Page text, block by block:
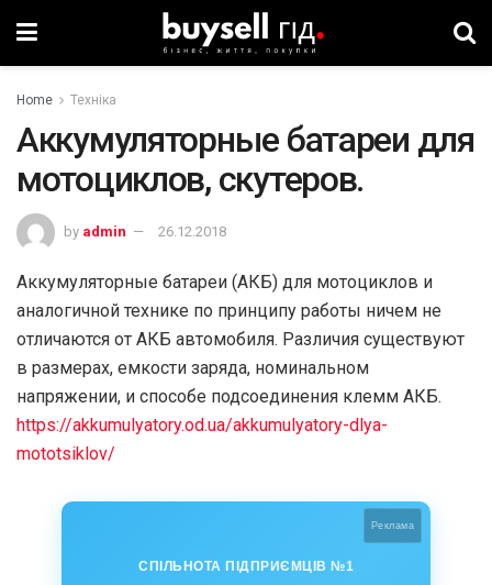
Home Техніка
Аккумуляторные батареи для
мотоциклов, скутеров.
by admin 26.12.2018
Аккумуляторные батареи (АКБ) для мотоциклов и
аналогичной технике по принципу работы ничем не
отличаются от АКБ автомобиля. Различия существуют
в размерах, емкости заряда, номинальном
напряжении, и способе подсоединения клемм АКБ.
https://akkumulyatory.od.ua/akkumulyatory-dlya-
mototsiklov/
Реклама
СПІЛЬНОТА ПІДПРИЄМЦІВ №1